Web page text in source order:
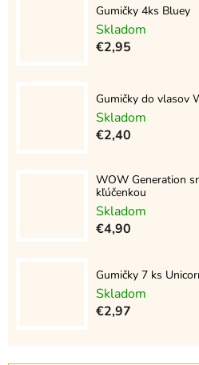
Gumičky 4ks Bluey
Skladom
€2,95
Gumičky do vlasov
Skladom
€2,40
WOW Generation
kľúčenkou
Skladom
€4,90
Gumičky 7 ks
Skladom
€2,97